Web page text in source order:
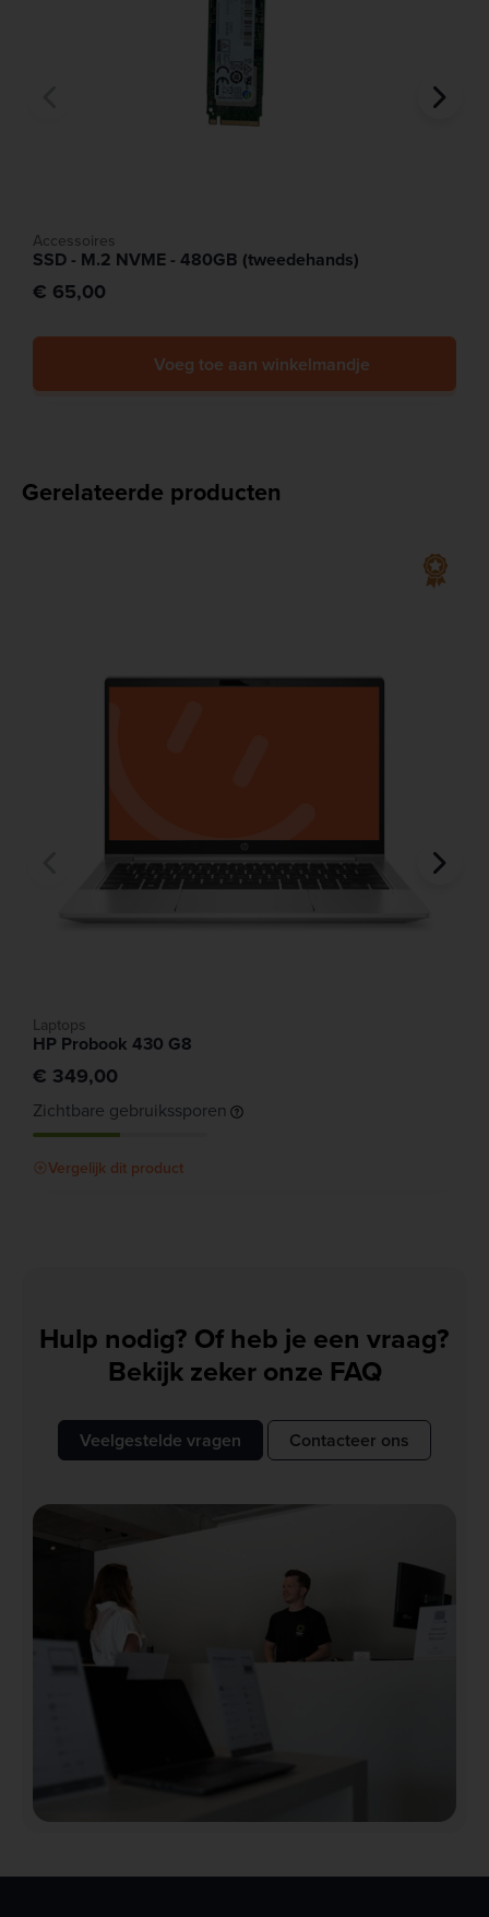
Accessoires
SSD - M.2 NVME - 480GB (tweedehands)
€ 65,00
Voeg toe aan winkelmandje
Gerelateerde producten
Laptops
HP Probook 430 G8
€ 349,00
Zichtbare gebruikssporen
Vergelijk dit product
Hulp nodig? Of heb je een vraag?
Bekijk zeker onze FAQ
Veelgestelde vragen Contacteer ons